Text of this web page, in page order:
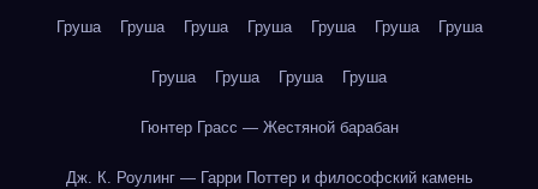
Груша Груша Груша Груша Груша Груша Груша
Груша Груша Груша Груша
Гюнтер Грасс — Жестяной барабан
Дж. К. Роулинг — Гарри Поттер и философский камень